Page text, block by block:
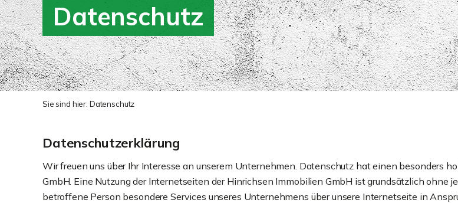
Datenschutz
Sie sind hier: Datenschutz
Datenschutzerklärung
Wir freuen uns über Ihr Interesse an unserem Unternehmen. Datenschutz hat einen besonders
GmbH. Eine Nutzung der Internetseiten der Hinrichsen Immobilien GmbH ist grundsätzlich ohne
betroffene Person besondere Services unseres Unternehmens über unsere Internetseite in